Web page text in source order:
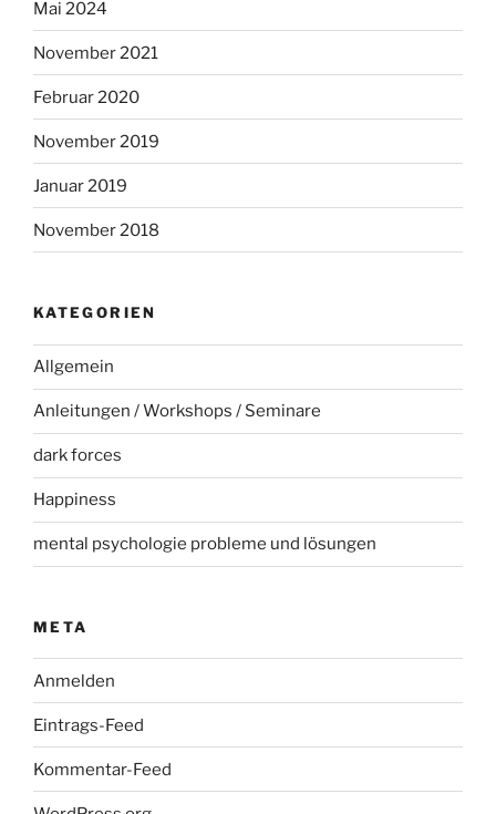
Mai 2024
November 2021
Februar 2020
November 2019
Januar 2019
November 2018
KATEGORIEN
Allgemein
Anleitungen / Workshops / Seminare
dark forces
Happiness
mental psychologie probleme und lösungen
META
Anmelden
Eintrags-Feed
Kommentar-Feed